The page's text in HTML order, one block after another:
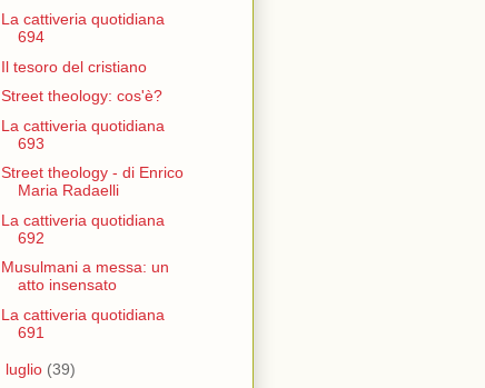
La cattiveria quotidiana
694
Il tesoro del cristiano
Street theology: cos'è?
La cattiveria quotidiana
693
Street theology - di Enrico
Maria Radaelli
La cattiveria quotidiana
692
Musulmani a messa: un
atto insensato
La cattiveria quotidiana
691
luglio (39)